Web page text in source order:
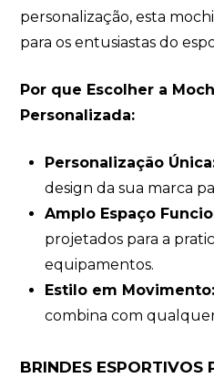
personalização, esta
para os entusiastas do
Por que Escolher a
Personalizada:
Personalização
design da sua marca
Amplo Espaço
projetados para a
equipamentos.
Estilo em Movimento:
combina com
BRINDES ESPORTIVOS